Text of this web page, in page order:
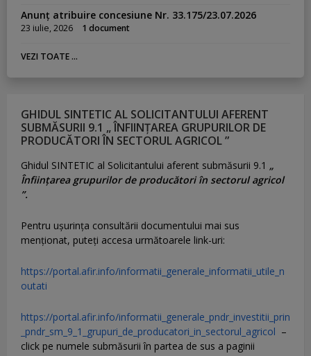
Anunț atribuire concesiune Nr. 33.175/23.07.2026
23 iulie, 2026 1 document
VEZI TOATE ...
GHIDUL SINTETIC AL SOLICITANTULUI AFERENT
SUBMĂSURII 9.1 „ ÎNFIINȚAREA GRUPURILOR DE
PRODUCĂTORI ÎN SECTORUL AGRICOL ”
Ghidul SINTETIC al Solicitantului aferent submăsurii 9.1 „
Înființarea grupurilor de producători în sectorul agricol
”.
Pentru uşurinţa consultării documentului mai sus
menţionat, puteţi accesa următoarele link-uri:
https://portal.afir.info/informatii_generale_informatii_utile_n
outati
https://portal.afir.info/informatii_generale_pndr_investitii_prin
_pndr_sm_9_1_grupuri_de_producatori_in_sectorul_agricol –
click pe numele submăsurii în partea de sus a paginii